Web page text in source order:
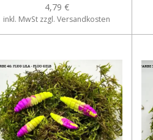
4,79 €
inkl. MwSt zzgl. Versandkosten